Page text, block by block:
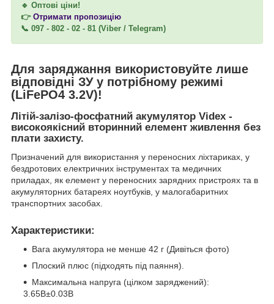
🔹 Оптові ціни!
👉 Отримати пропозицію
📞 097 - 802 - 02 - 81 (Viber / Telegram)
Для заряджання використовуйте лише
відповідні ЗУ у потрібному режимі
(LiFePO4 3.2V)!
Літій-залізо-фосфатний акумулятор Videx -
високоякісний вторинний елемент живлення без
плати захисту.
Призначений для використання у переносних ліхтариках, у
бездротових електричних інструментах та медичних
приладах, як елемент у переносних зарядних пристроях та в
акумуляторних батареях ноутбуків, у малогабаритних
транспортних засобах.
Характеристики:
Вага акумулятора не менше 42 г (Дивіться фото)
Плоский плюс (підходять під паяння).
Максимальна напруга (цілком заряджений):
3.65B±0.03В